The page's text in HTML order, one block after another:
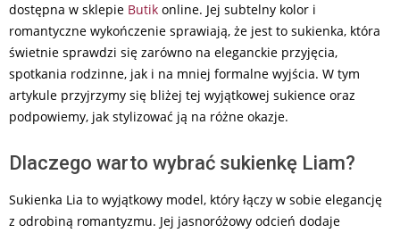
dostępna w sklepie Butik online. Jej subtelny kolor i
romantyczne wykończenie sprawiają, że jest to sukienka, która
świetnie sprawdzi się zarówno na eleganckie przyjęcia,
spotkania rodzinne, jak i na mniej formalne wyjścia. W tym
artykule przyjrzymy się bliżej tej wyjątkowej sukience oraz
podpowiemy, jak stylizować ją na różne okazje.
Dlaczego warto wybrać sukienkę Liam?
Sukienka Lia to wyjątkowy model, który łączy w sobie elegancję
z odrobiną romantyzmu. Jej jasnoróżowy odcień dodaje